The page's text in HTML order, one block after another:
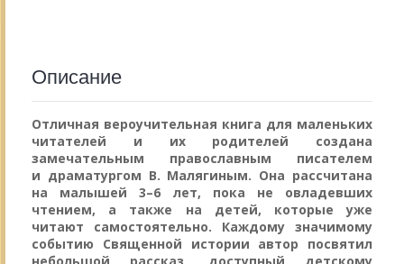
Описание
Отличная вероучительная книга для маленьких
читателей и их родителей создана
замечательным православным писателем
и драматургом В. Малягиным. Она рассчитана
на малышей 3–6 лет, пока не овладевших
чтением, а также на детей, которые уже
читают самостоятельно. Каждому значимому
событию Священной истории автор посвятил